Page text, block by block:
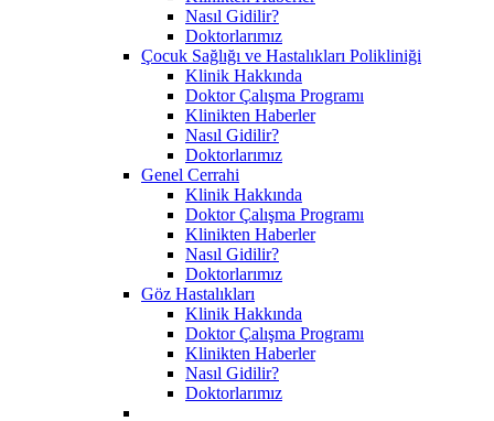
Nasıl Gidilir?
Doktorlarımız
Çocuk Sağlığı ve Hastalıkları Polikliniği
Klinik Hakkında
Doktor Çalışma Programı
Klinikten Haberler
Nasıl Gidilir?
Doktorlarımız
Genel Cerrahi
Klinik Hakkında
Doktor Çalışma Programı
Klinikten Haberler
Nasıl Gidilir?
Doktorlarımız
Göz Hastalıkları
Klinik Hakkında
Doktor Çalışma Programı
Klinikten Haberler
Nasıl Gidilir?
Doktorlarımız